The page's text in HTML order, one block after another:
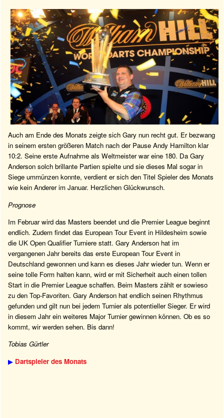
Auch am Ende des Monats zeigte sich Gary nun recht gut. Er bezwang
in seinem ersten größeren Match nach der Pause Andy Hamilton klar
10:2. Seine erste Aufnahme als Weltmeister war eine 180. Da Gary
Anderson solch brillante Partien spielte und sie dieses Mal sogar in
Siege ummünzen konnte, verdient er sich den Titel Spieler des Monats
wie kein Anderer im Januar. Herzlichen Glückwunsch.
Prognose
Im Februar wird das Masters beendet und die Premier League beginnt
endlich. Zudem findet das European Tour Event in Hildesheim sowie
die UK Open Qualifier Turniere statt. Gary Anderson hat im
vergangenen Jahr bereits das erste European Tour Event in
Deutschland gewonnen und kann es dieses Jahr wieder tun. Wenn er
seine tolle Form halten kann, wird er mit Sicherheit auch einen tollen
Start in die Premier League schaffen. Beim Masters zählt er sowieso
zu den Top-Favoriten. Gary Anderson hat endlich seinen Rhythmus
gefunden und gilt nun bei jedem Turnier als potentieller Sieger. Er wird
in diesem Jahr ein weiteres Major Turnier gewinnen können. Ob es so
kommt, wir werden sehen. Bis dann!
Tobias Gürtler
▶ Dartspieler des Monats